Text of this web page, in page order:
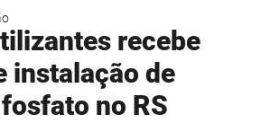
recebe
instalação de
no RS